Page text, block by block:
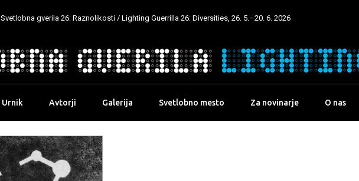
Svetlobna gverila 26: Raznolikosti / Lighting Guerrilla 26: Diversities, 26. 5.–20. 6. 2026
Urnik Avtorji Galerija Svetlobno mesto Za novinarje O nas